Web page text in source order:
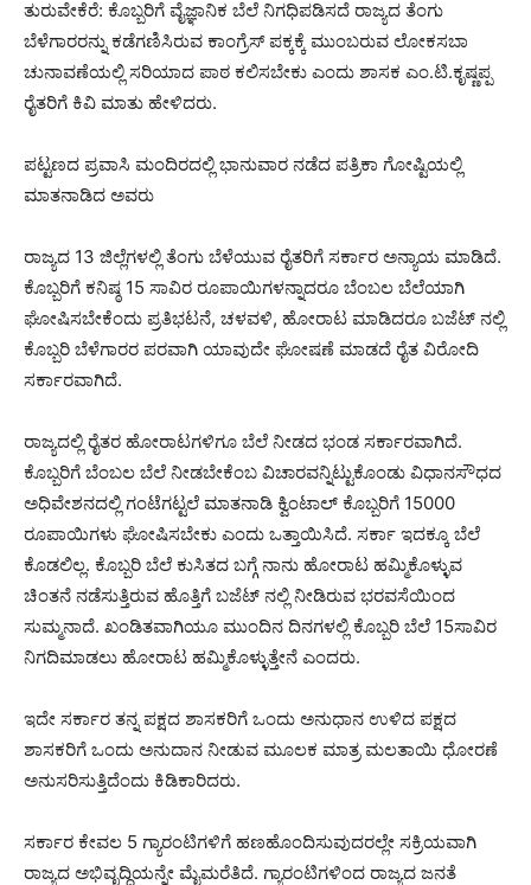
ತುರುವೇಕೆರೆ: ಕೊಬ್ಬರಿಗೆ ವೈಜ್ಞಾನಿಕ ಬೆಲೆ ನಿಗಧಿಪಡಿಸದೆ ರಾಜ್ಯದ ತೆಂಗು
ಬೆಳೆಗಾರರನ್ನು ಕಡೆಗಣಿಸಿರುವ ಕಾಂಗ್ರೆಸ್ ಪಕ್ಕಕ್ಕೆ ಮುಂಬರುವ ಲೋಕಸಬಾ
ಚುನಾವಣೆಯಲ್ಲಿ ಸರಿಯಾದ ಪಾಠ ಕಲಿಸಬೇಕು ಎಂದು ಶಾಸಕ ಎಂ.ಟಿ.ಕೃಷ್ಣಪ್ಪ
ರೈತರಿಗೆ ಕಿವಿ ಮಾತು ಹೇಳಿದರು.
ಪಟ್ಟಣದ ಪ್ರವಾಸಿ ಮಂದಿರದಲ್ಲಿ ಭಾನುವಾರ ನಡೆದ ಪತ್ರಿಕಾ ಗೋಷ್ಟಿಯಲ್ಲಿ
ಮಾತನಾಡಿದ ಅವರು
ರಾಜ್ಯದ 13 ಜಿಲ್ಲೆಗಳಲ್ಲಿ ತೆಂಗು ಬೆಳೆಯುವ ರೈತರಿಗೆ ಸರ್ಕಾರ ಅನ್ಯಾಯ ಮಾಡಿದೆ.
ಕೊಬ್ಬರಿಗೆ ಕನಿಷ್ಠ 15 ಸಾವಿರ ರೂಪಾಯಿಗಳನ್ನಾದರೂ ಬೆಂಬಲ ಬೆಲೆಯಾಗಿ
ಘೋಷಿಸಬೇಕೆಂದು ಪ್ರತಿಭಟನೆ, ಚಳವಳಿ, ಹೋರಾಟ ಮಾಡಿದರೂ ಬಜೆಟ್ ನಲ್ಲಿ
ಕೊಬ್ಬರಿ ಬೆಳೆಗಾರರ ಪರವಾಗಿ ಯಾವುದೇ ಘೋಷಣೆ ಮಾಡದೆ ರೈತ ವಿರೋದಿ
ಸರ್ಕಾರವಾಗಿದೆ.
ರಾಜ್ಯದಲ್ಲಿ ರೈತರ ಹೋರಾಟಗಳಿಗೂ ಬೆಲೆ ನೀಡದ ಭಂಡ ಸರ್ಕಾರವಾಗಿದೆ.
ಕೊಬ್ಬರಿಗೆ ಬೆಂಬಲ ಬೆಲೆ ನೀಡಬೇಕೆಂಬ ವಿಚಾರವನ್ನಿಟ್ಟುಕೊಂಡು ವಿಧಾನಸೌಧದ
ಅಧಿವೇಶನದಲ್ಲಿ ಗಂಟೆಗಟ್ಟಲೆ ಮಾತನಾಡಿ ಕ್ವಿಂಟಾಲ್ ಕೊಬ್ಬರಿಗೆ 15000
ರೂಪಾಯಿಗಳು ಘೋಷಿಸಬೇಕು ಎಂದು ಒತ್ತಾಯಿಸಿದೆ. ಸರ್ಕಾ ಇದಕ್ಕೂ ಬೆಲೆ
ಕೊಡಲಿಲ್ಲ. ಕೊಬ್ಬರಿ ಬೆಲೆ ಕುಸಿತದ ಬಗ್ಗೆ ನಾನು ಹೋರಾಟ ಹಮ್ಮಿಕೊಳ್ಳುವ
ಚಿಂತನೆ ನಡೆಸುತ್ತಿರುವ ಹೊತ್ತಿಗೆ ಬಜೆಟ್ ನಲ್ಲಿ ನೀಡಿರುವ ಭರವಸೆಯಿಂದ
ಸುಮ್ಮನಾದೆ. ಖಂಡಿತವಾಗಿಯೂ ಮುಂದಿನ ದಿನಗಳಲ್ಲಿ ಕೊಬ್ಬರಿ ಬೆಲೆ 15ಸಾವಿರ
ನಿಗದಿಮಾಡಲು ಹೋರಾಟ ಹಮ್ಮಿಕೊಳ್ಳುತ್ತೇನೆ ಎಂದರು.
ಇದೇ ಸರ್ಕಾರ ತನ್ನ ಪಕ್ಷದ ಶಾಸಕರಿಗೆ ಒಂದು ಅನುಧಾನ ಉಳಿದ ಪಕ್ಷದ
ಶಾಸಕರಿಗೆ ಒಂದು ಅನುದಾನ ನೀಡುವ ಮೂಲಕ ಮಾತ್ರ ಮಲತಾಯಿ ಧೋರಣೆ
ಅನುಸರಿಸುತ್ತಿದೆಂದು ಕಿಡಿಕಾರಿದರು.
ಸರ್ಕಾರ ಕೇವಲ 5 ಗ್ಯಾರಂಟಿಗಳಿಗೆ ಹಣಹೊಂದಿಸುವುದರಲ್ಲೇ ಸಕ್ರಿಯವಾಗಿ
ರಾಜ್ಯದ ಅಭಿವೃದ್ಧಿಯನ್ನೇ ಮೈಮರೆತಿದೆ. ಗ್ಯಾರಂಟಿಗಳಿಂದ ರಾಜ್ಯದ ಜನತೆ